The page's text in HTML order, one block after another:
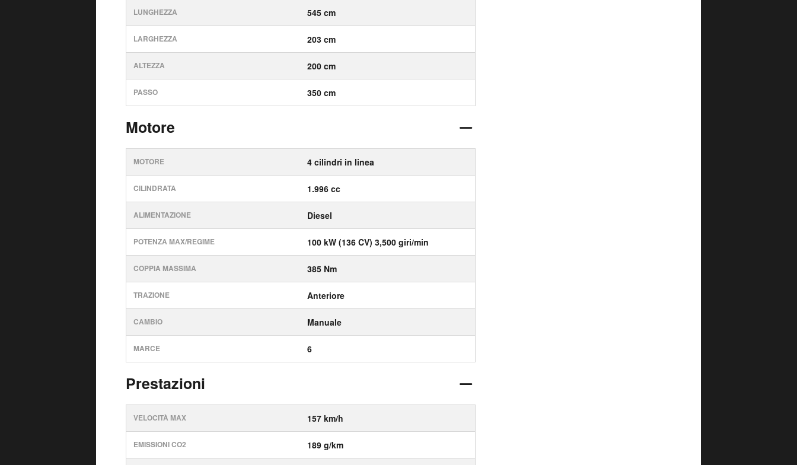
LUNGHEZZA 545 cm
LARGHEZZA 203 cm
ALTEZZA 200 cm
PASSO 350 cm
Motore
MOTORE 4 cilindri in linea
CILINDRATA 1.996 cc
ALIMENTAZIONE Diesel
POTENZA MAX/REGIME 100 kW (136 CV) 3,500 giri/min
COPPIA MASSIMA 385 Nm
TRAZIONE Anteriore
CAMBIO Manuale
MARCE 6
Prestazioni
VELOCITÀ MAX 157 km/h
EMISSIONI CO2 189 g/km